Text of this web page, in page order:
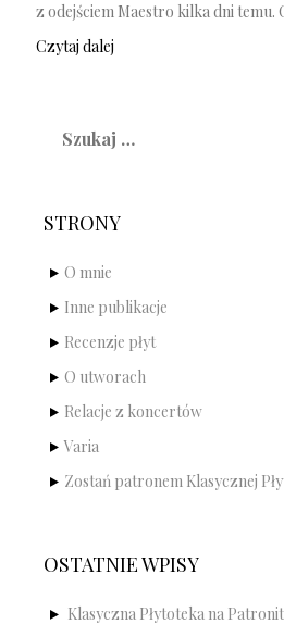
z odejściem Maestro kilka dni temu.
Czytaj dalej
STRONY
O mnie
Inne publikacje
Recenzje płyt
O utworach
Relacje z koncertów
Varia
Zostań patronem Klasycznej
OSTATNIE WPISY
Klasyczna Płytoteka na